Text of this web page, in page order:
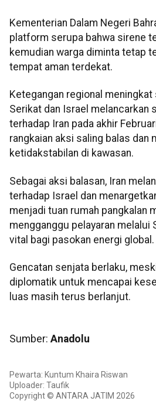
Kementerian Dalam Negeri
platform serupa bahwa sirene
kemudian warga diminta tetap
tempat aman terdekat.
Ketegangan regional
Serikat dan Israel melancarkan
terhadap Iran pada akhir
rangkaian aksi saling balas dan
ketidakstabilan di kawasan.
Sebagai aksi balasan, Iran
terhadap Israel dan
menjadi tuan rumah pangkalan
mengganggu pelayaran melalui
vital bagi pasokan energi global.
Gencatan senjata berlaku,
diplomatik untuk mencapai
luas masih terus berlanjut.
Sumber: Anadolu
Pewarta: Kuntum Khaira Riswan
Uploader: Taufik
Copyright © ANTARA JATIM 2026